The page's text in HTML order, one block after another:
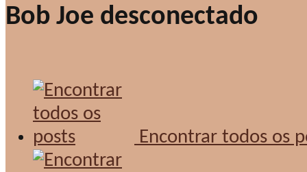
Bob Joe
Encontrar todos os